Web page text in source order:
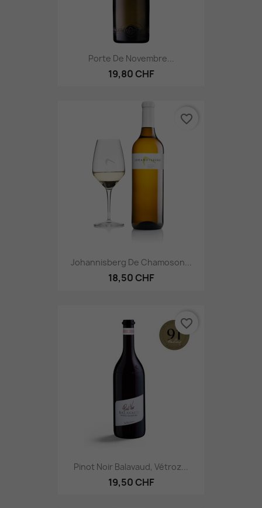
Porte De Novembre...
19,80 CHF
Johannisberg De Chamoson...
18,50 CHF
favorite_border
Pinot Noir Balavaud, Vétroz...
19,50 CHF
favorite_border